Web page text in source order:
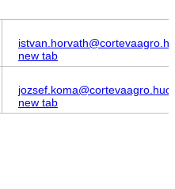
istvan.horvath@cortevaagro.hu
new tab
jozsef.koma@cortevaagro.hu
new tab